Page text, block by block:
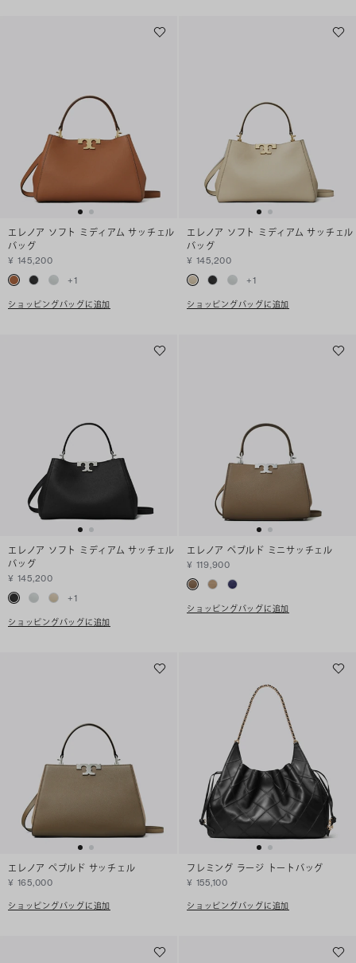
エレノア ソフト ミディアム サッチェル
バッグ
¥ 145,200
+1
ショッピングバッグに追加
エレノア ソフト ミディアム サッチェル
バッグ
¥ 145,200
+1
ショッピングバッグに追加
エレノア ソフト ミディアム サッチェル
バッグ
¥ 145,200
+1
ショッピングバッグに追加
エレノア ペブルド ミニサッチェル
¥ 119,900
ショッピングバッグに追加
エレノア ペブルド サッチェル
¥ 165,000
ショッピングバッグに追加
フレミング ラージ トートバッグ
¥ 155,100
ショッピングバッグに追加